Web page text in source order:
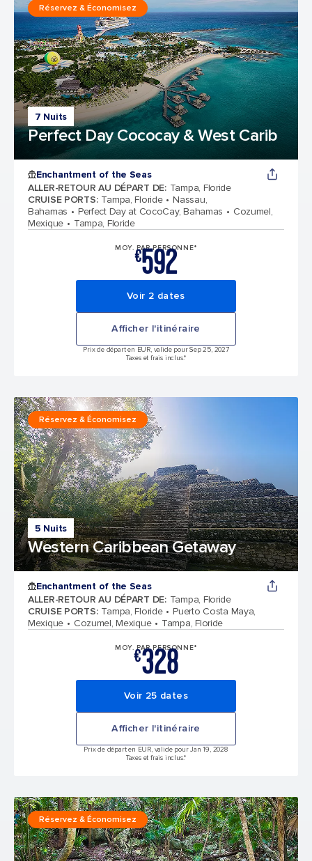
7 Nuits
Perfect Day Cococay & West Carib
Réservez & Économisez
Enchantment of the Seas
ALLER-RETOUR AU DÉPART DE: Tampa, Floride
CRUISE PORTS: Tampa, Floride
Nassau,
Bahamas
Perfect Day at CocoCay, Bahamas
Cozumel,
Mexique
Tampa, Floride
MOY. PAR PERSONNE*
€592
Voir 2 dates
Afficher l'itinéraire
Prix de départ en EUR, valide pour Sep 25, 2027
Taxes et frais inclus.*
5 Nuits
Western Caribbean Getaway
Réservez & Économisez
Enchantment of the Seas
ALLER-RETOUR AU DÉPART DE: Tampa, Floride
CRUISE PORTS: Tampa, Floride
Puerto Costa Maya,
Mexique
Cozumel, Mexique Tampa, Floride
MOY. PAR PERSONNE*
€328
Voir 25 dates
Afficher l'itinéraire
Prix de départ en EUR, valide pour Jan 19, 2028
Taxes et frais inclus.*
Réservez & Économisez